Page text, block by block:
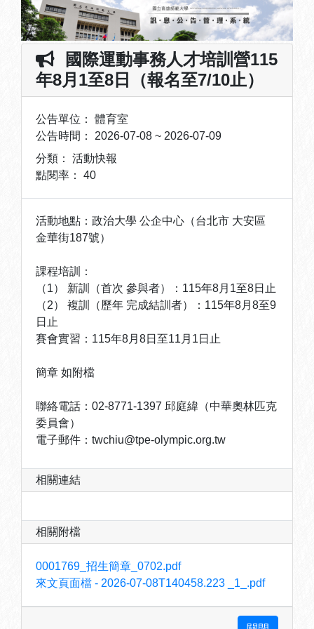
國際運動事務人才培訓營115
年8月1至8日（報名至7/10止）
公告單位： 體育室
公告時間： 2026-07-08 ~ 2026-07-09
分類： 活動快報
點閱率： 40
活動地點：政治大學 公企中心（台北市 大安區
金華街187號）
課程培訓：
（1） 新訓（首次 參與者）：115年8月1至8日止
（2） 複訓（歷年 完成結訓者）：115年8月8至9
日止
賽會實習：115年8月8日至11月1日止
簡章 如附檔
聯絡電話：02-8771-1397 邱庭緯（中華奧林匹克
委員會）
電子郵件：twchiu@tpe-olympic.org.tw
相關連結
相關附檔
0001769_招生簡章_0702.pdf
來文頁面檔 - 2026-07-08T140458.223 _1_.pdf